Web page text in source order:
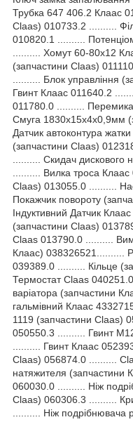
Трубка 647 406.2 Клаас
Claas) 010733.2 ..........
010820.1 ..........
.......... Хомут 60-80х12
(запчастини Claas)
.......... Блок управління
Гвинт Клаас 011640.2
011780.0 ..........
Смуга 1830х15х4х0,9мм
Датчик автоконтура
(запчастини Claas)
.......... Скидач дискового
.......... Вилка троса
Claas) 013055.0 ..........
Покажчик повороту
Індуктивний Датчик
(запчастини Claas)
Claas 013790.0 ..........
Клаас) 038326521..........
039389.0 .......... Кільце
Термостат Claas
варіатора (запчастини
гальмівний Клаас
1119 (запчастини Claas)
050550.3 .......... Гвинт
.......... Гвинт Клаас
Claas) 056874.0 ..........
натяжителя (запчастини
060030.0 .......... Ніж
Claas) 060306.3 ..........
.......... Ніж подрібнювача